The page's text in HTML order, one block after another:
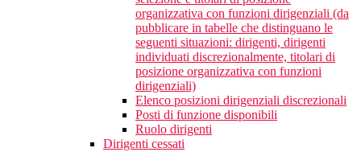
organizzativa con funzioni dirigenziali (da
pubblicare in tabelle che distinguano le
seguenti situazioni: dirigenti, dirigenti
individuati discrezionalmente, titolari di
posizione organizzativa con funzioni
dirigenziali)
Elenco posizioni dirigenziali discrezionali
Posti di funzione disponibili
Ruolo dirigenti
Dirigenti cessati